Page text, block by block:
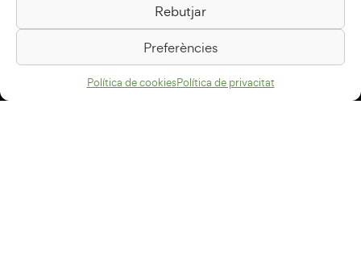
Rebutjar
Preferències
Política de cookiesPolítica de privacitat
Passeig de la Generalitat, 1
08500 Vic